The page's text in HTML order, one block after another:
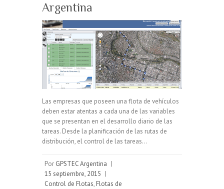
Argentina
Las empresas que poseen una flota de vehículos
deben estar atentas a cada una de las variables
que se presentan en el desarrollo diario de las
tareas. Desde la planificación de las rutas de
distribución, el control de las tareas…
Por GPSTEC Argentina |
15 septiembre, 2015 |
Control de Flotas, Flotas de